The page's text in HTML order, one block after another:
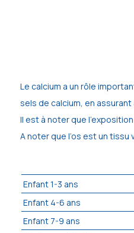
Le calcium a un rôle
sels de calcium, en
Il est à noter que
A noter que l’os est un
Enfant 1-3 ans
Enfant 4-6 ans
Enfant 7-9 ans